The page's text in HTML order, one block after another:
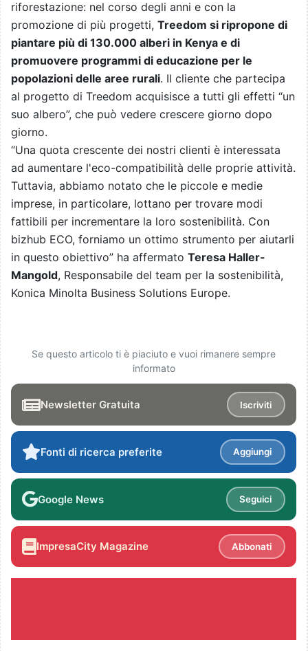
riforestazione: nel corso degli anni e con la
promozione di più progetti, Treedom si ripropone di
piantare più di 130.000 alberi in Kenya e di
promuovere programmi di educazione per le
popolazioni delle aree rurali. Il cliente che partecipa
al progetto di Treedom acquisisce a tutti gli effetti “un
suo albero”, che può vedere crescere giorno dopo
giorno.
“Una quota crescente dei nostri clienti è interessata
ad aumentare l'eco-compatibilità delle proprie attività.
Tuttavia, abbiamo notato che le piccole e medie
imprese, in particolare, lottano per trovare modi
fattibili per incrementare la loro sostenibilità. Con
bizhub ECO, forniamo un ottimo strumento per aiutarli
in questo obiettivo” ha affermato Teresa Haller-
Mangold, Responsabile del team per la sostenibilità,
Konica Minolta Business Solutions Europe.
Se questo articolo ti è piaciuto e vuoi rimanere sempre
informato
Newsletter Gratuita Iscriviti
Fonti di ricerca preferite Aggiungi
Google News Seguici
ImpresaCity Magazine Abbonati